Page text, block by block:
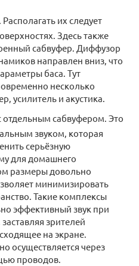
их следует
Здесь также
сабвуфер. Диффузор
направлен вниз, что
баса. Тут
несколько
усилитель и акустика.
отдельным сабвуфером. Это
звуком, которая
серьёзную
для домашнего
размеры довольно
минимизировать
Такие комплексы
эффективный звук при
зрителей
на экране.
осуществляется через
проводов.